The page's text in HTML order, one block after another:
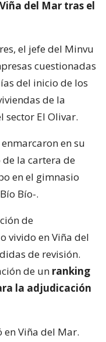
del Mar tras el
el jefe del Minvu
cuestionadas
del inicio de los
de la
sector El Olivar.
en su
la cartera de
en el gimnasio
Bío-.
de
vivido en Viña del
de revisión.
de un ranking
la adjudicación
en Viña del Mar.